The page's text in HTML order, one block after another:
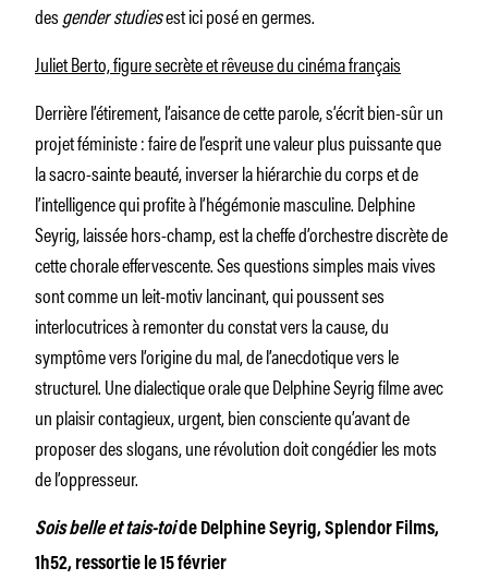
desgender studiesest ici posé en germes.
Juliet Berto, figure secrète et rêveuse du cinéma français
Derrière l’étirement, l’aisance de cette parole, s’écrit bien-sûr un
projet féministe : faire de l’esprit une valeur plus puissante que
la sacro-sainte beauté, inverser la hiérarchie du corps et de
l’intelligence qui profite à l’hégémonie masculine. Delphine
Seyrig, laissée hors-champ, est la cheffe d’orchestre discrète de
cette chorale effervescente. Ses questions simples mais vives
sont comme un leit-motiv lancinant, qui poussent ses
interlocutrices à remonter du constat vers la cause, du
symptôme vers l’origine du mal, de l’anecdotique vers le
structurel. Une dialectique orale que Delphine Seyrig filme avec
un plaisir contagieux, urgent, bien consciente qu’avant de
proposer des slogans, une révolution doit congédier les mots
de l’oppresseur.
Sois belle et tais-toide Delphine Seyrig, Splendor Films,
1h52, ressortie le 15 février